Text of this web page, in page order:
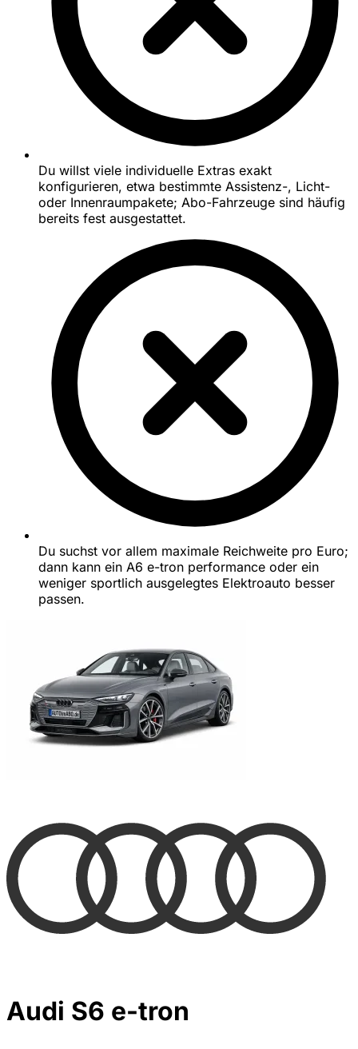
Du willst viele individuelle Extras exakt
konfigurieren, etwa bestimmte Assistenz-, Licht-
oder Innenraumpakete; Abo-Fahrzeuge sind häufig
bereits fest ausgestattet.
Du suchst vor allem maximale Reichweite pro Euro;
dann kann ein A6 e-tron performance oder ein
weniger sportlich ausgelegtes Elektroauto besser
passen.
Audi S6 e-tron